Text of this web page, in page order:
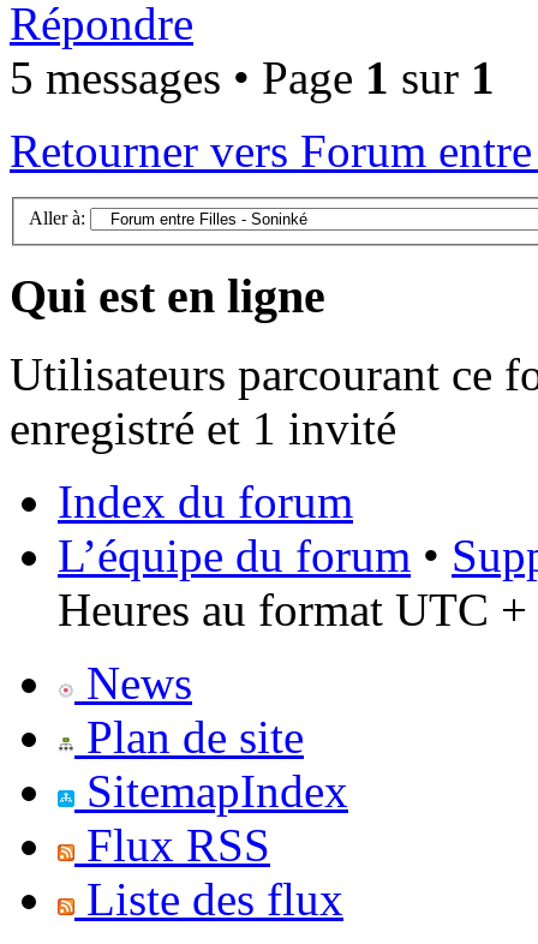
Répondre
5 messages • Page 1 sur 1
Retourner vers Forum
Aller à:
Qui est en ligne
Utilisateurs parcourant ce
enregistré et 1 invité
Index du forum
L’équipe du forum •
Heures au format UTC +
News
Plan de site
SitemapIndex
Flux RSS
Liste des flux